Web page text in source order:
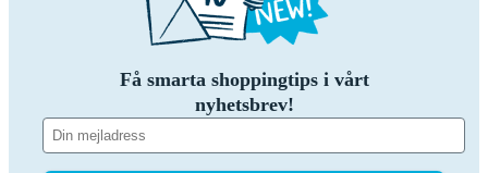
Få smarta shoppingtips i vårt
nyhetsbrev!